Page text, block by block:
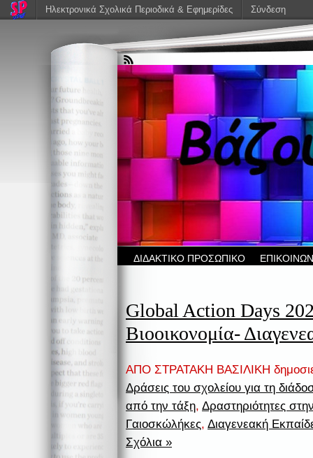
ΔΙΔΑΚΤΙΚΟ ΠΡΟΣΩΠΙΚΟ
Global Action Days
Βιοοικονομία-
ΑΠΟ ΣΤΡΑΤΑΚΗ ΒΑΣΙΛΙΚΗ
Δράσεις του σχολείου για τη
από την τάξη, Δραστηριότητες
Γαιοσκώλήκες, Διαγενεακή
Σχόλια »
Ηλεκτρονικά Σχολικά Περιοδικά & Εφημερίδες Σύνδεση